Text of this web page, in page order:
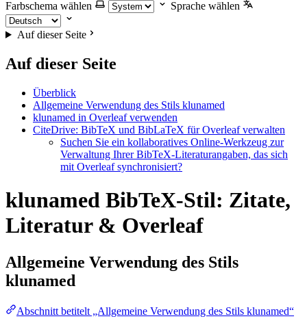
Farbschema wählen
Sprache wählen
Auf dieser Seite
Auf dieser Seite
Überblick
Allgemeine Verwendung des Stils klunamed
klunamed in Overleaf verwenden
CiteDrive: BibTeX und BibLaTeX für Overleaf verwalten
Suchen Sie ein kollaboratives Online-Werkzeug zur
Verwaltung Ihrer BibTeX-Literaturangaben, das sich
mit Overleaf synchronisiert?
klunamed BibTeX-Stil: Zitate,
Literatur & Overleaf
Allgemeine Verwendung des Stils
klunamed
Abschnitt betitelt „Allgemeine Verwendung des Stils klunamed“